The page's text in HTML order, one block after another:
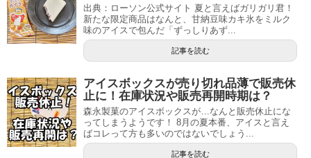
出典：ローソン公式サイト 夏と言えばガリガリ君！
新たな限定商品はなんと、甘納豆味カキ氷をミルク
味のアイスで包んだ「ずっしりあず...
記事を読む
アイスボックスが売り切れ品薄で販売休
止に！在庫状況や販売再開時期は？
森永製菓のアイスボックスが…なんと販売休止にな
ってしまうようです！ 8月の夏本番、アイスと言え
ばコレって方も多いのではないでしょう...
記事を読む